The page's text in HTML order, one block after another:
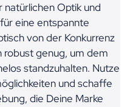
natürlichen Optik und
eine entspannte
von der Konkurrenz
robust genug, um dem
standzuhalten. Nutze
und schaffe
die Deine Marke